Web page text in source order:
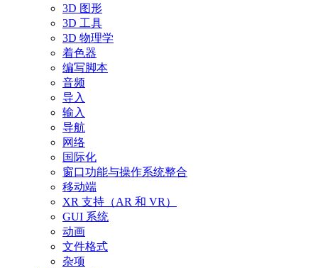
3D 图形
3D 工具
3D 物理学
着色器
编写脚本
音频
导入
输入
导航
网络
国际化
窗口功能与操作系统整合
移动端
XR 支持（AR 和 VR）
GUI 系统
动画
文件格式
杂项